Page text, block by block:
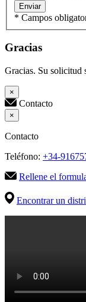
Enviar
* Campos
Gracias
Gracias. Su solicitud
×
Contacto
×
Contacto
Teléfono: +34-
Rellene el
Encontrar un